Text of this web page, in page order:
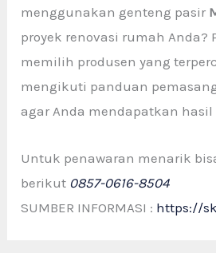
menggunakan genteng pasir
proyek renovasi rumah
memilih produsen yang
mengikuti panduan
agar Anda mendapatkan hasil
Untuk penawaran menarik
berikut 0857-0616-8504
SUMBER INFORMASI : https://